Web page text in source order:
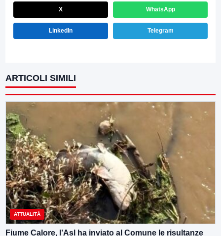
X WhatsApp
LinkedIn Telegram
ARTICOLI SIMILI
ATTUALITÀ
Fiume Calore, l’Asl ha inviato al Comune le risultanze